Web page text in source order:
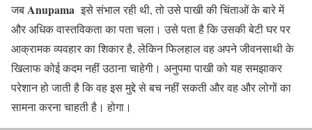
जबAnupama इसे संभाल रही थी, तो उसे पाखी की चिंताओं के बारे में
और अधिक वास्तविकता का पता चला। उसे पता है कि उसकी बेटी घर पर
आक्रामक व्यवहार का शिकार है, लेकिन फिलहाल वह अपने जीवनसाथी के
खिलाफ कोई कदम नहीं उठाना चाहेगी। अनुपमा पाखी को यह समझाकर
परेशान हो जाती है कि वह इस मुद्दे से बच नहीं सकती और वह और लोगों का
सामना करना चाहती है। होगा।